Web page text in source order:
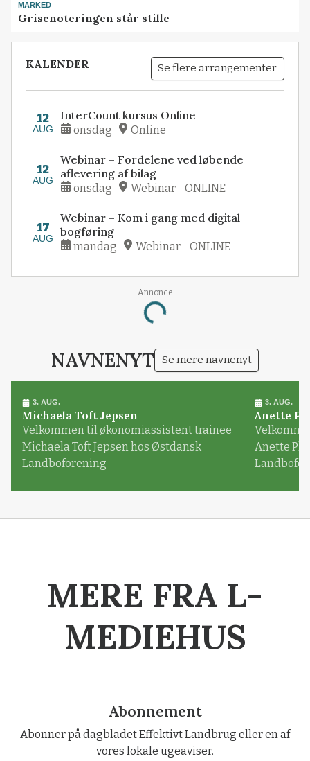
MARKED
Grisenoteringen står stille
KALENDER Se flere arrangementer
12
AUG
InterCount kursus Online
onsdag Online
12
AUG
Webinar – Fordelene ved løbende
aflevering af bilag
onsdag Webinar - ONLINE
17
AUG
Webinar – Kom i gang med digital
bogføring
mandag Webinar - ONLINE
Annonce
Loading...
NAVNENYT Se mere navnenyt
3. AUG.
Michaela Toft Jepsen
Velkommen til økonomiassistent trainee
Michaela Toft Jepsen hos Østdansk
Landboforening
3. AUG.
Anette
Anette
MERE FRA L-
MEDIEHUS
Abonnement
Abonner på dagbladet Effektivt Landbrug eller en af
vores lokale ugeaviser.